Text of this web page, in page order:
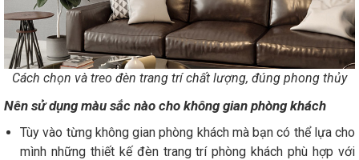
Cách chọn và treo đèn trang trí chất lượng, đúng phong thủy
Nên sử dụng màu sắc nào cho không gian phòng khách
Tùy vào từng không gian phòng khách mà bạn có thể lựa cho
mình những thiết kế đèn trang trí phòng khách phù hợp với